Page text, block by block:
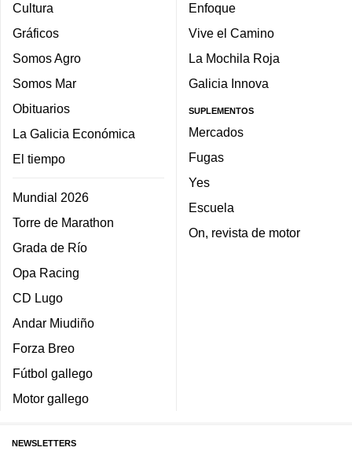
Cultura
Gráficos
Somos Agro
Somos Mar
Obituarios
La Galicia Económica
El tiempo
Mundial 2026
Torre de Marathon
Grada de Río
Opa Racing
CD Lugo
Andar Miudiño
Forza Breo
Fútbol gallego
Motor gallego
Enfoque
Vive el Camino
La Mochila Roja
Galicia Innova
SUPLEMENTOS
Mercados
Fugas
Yes
Escuela
On, revista de motor
NEWSLETTERS